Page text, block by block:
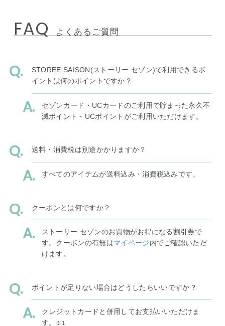
FAQ よくあるご質問
STOREE SAISON(ストーリー セゾン)で利用できるポ
イントは何のポイントですか？
セゾンカード・UCカードのご利用で貯まった永久不
滅ポイント・UCポイントがご利用いただけます。
送料・消費税は別途かかりますか？
すべてのアイテムが送料込み・消費税込みです。
クーポンとは何ですか？
ストーリー セゾンのお買物がお得になる割引券で
す。クーポンの有無はマイページ内でご確認いただ
けます。
ポイントが足りない場合はどうしたらいいですか？
クレジットカードと併用してお支払いいただけま
す。
※1